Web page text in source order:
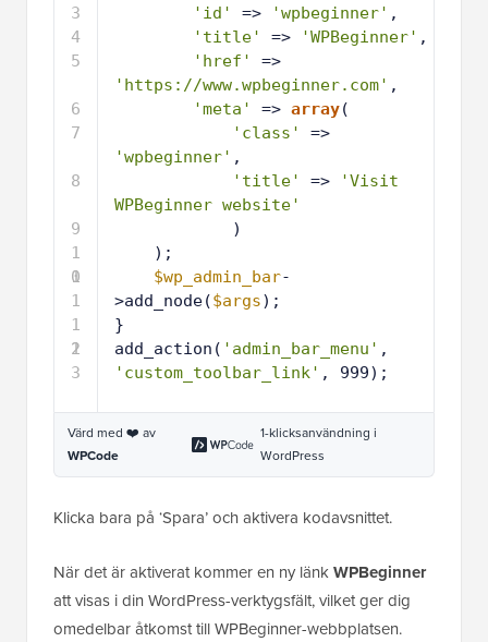
3
4
5
6
7
8
9
1
0
1
1
1
2
1
3
'id'
=> 'wpbeginner' ,
'title'
=> 'WPBeginner' ,
'href'
'https://www.wpbeginner.com' ,
'meta'
=> array(
'class'
'wpbeginner' ,
'title'
=>
'Visit
WPBeginner website'
)
);
$wp_admin_bar-
>add_node($args);
}
add_action( 'admin_bar_menu'
'custom_toolbar_link' , 999);
Värd med ❤️ av
WPCode
1-klicksanvändning i
WordPress
Klicka bara på ‘Spara’ och aktivera kodavsnittet.
När det är aktiverat kommer en ny länkWPBeginner
att visas i din WordPress-verktygsfält, vilket ger dig
omedelbar åtkomst till WPBeginner-webbplatsen.